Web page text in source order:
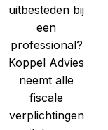
uitbesteden bij
een
professional?
Koppel Advies
neemt alle
fiscale
verplichtingen